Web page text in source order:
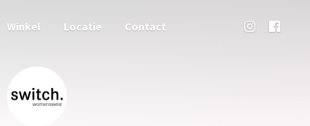
Winkel Locatie Contact